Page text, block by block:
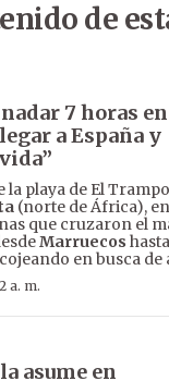
de
7 horas en
a España y
la playa de El
(norte de África),
que cruzaron el
Marruecos hasta
en busca de
a. m.
asume en